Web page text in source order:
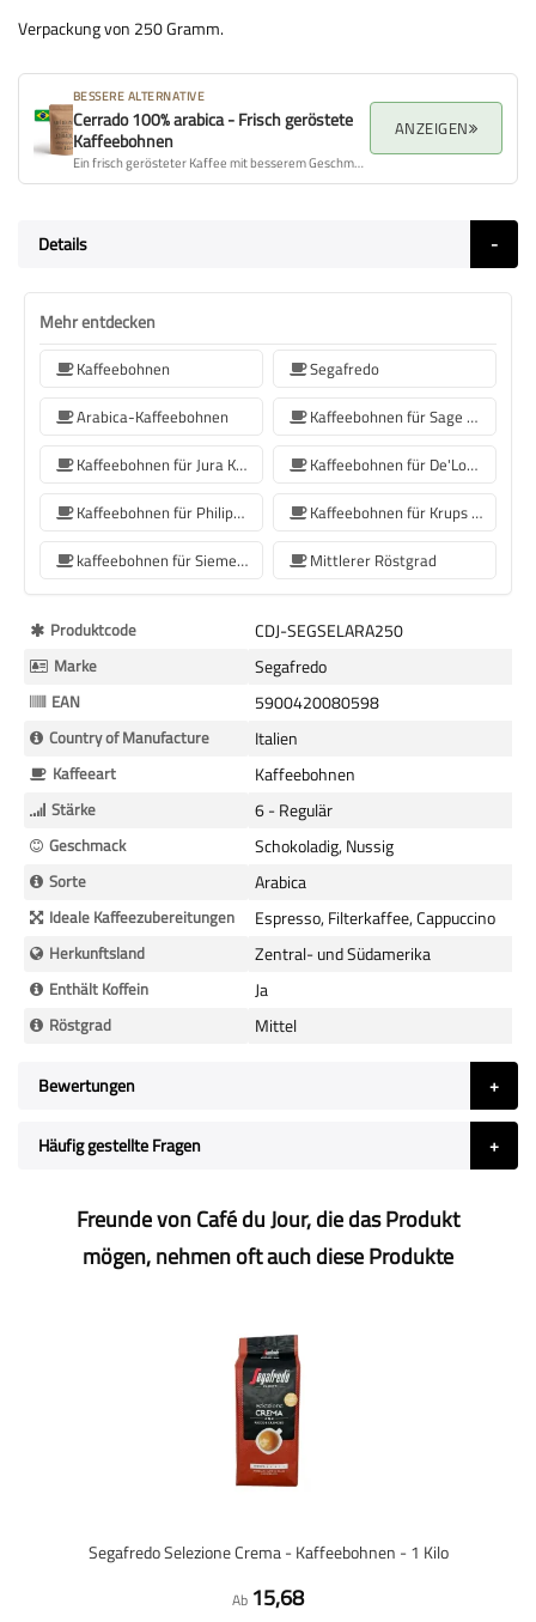
Verpackung von 250 Gramm.
BESSERE ALTERNATIVE
Cerrado 100% arabica - Frisch geröstete
Kaffeebohnen
Ein frisch gerösteter Kaffee mit besserem Geschmacksprofil, Aroma und Gesamtqualität.
ANZEIGEN
Details
Mehr entdecken
Kaffeebohnen
Segafredo
Arabica-Kaffeebohnen
Kaffeebohnen für Sage Kaffeemaschinen
Kaffeebohnen für Jura Kaffeemaschinen
Kaffeebohnen für De'Longhi Kaffeemaschine
Kaffeebohnen für Philips Kaffeemaschine
Kaffeebohnen für Krups Kaffeemaschine
kaffeebohnen für Siemens-Kaffeemaschine
Mittlerer Röstgrad
Mehr
Informationen
Produktcode CDJ-SEGSELARA250
Marke Segafredo
EAN 5900420080598
Country of Manufacture Italien
Kaffeeart Kaffeebohnen
Stärke 6 - Regulär
Geschmack Schokoladig, Nussig
Sorte Arabica
Ideale Kaffeezubereitungen Espresso, Filterkaffee, Cappuccino
Herkunftsland Zentral- und Südamerika
Enthält Koffein Ja
Röstgrad Mittel
Bewertungen
Häufig gestellte Fragen
Freunde von Café du Jour, die das Produkt
mögen, nehmen oft auch diese Produkte
Segafredo Selezione Crema - Kaffeebohnen - 1 Kilo
Ab 15,68